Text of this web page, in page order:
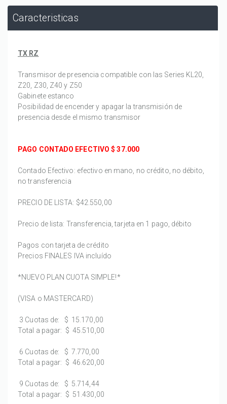
Caracteristicas
TX RZ
Transmisor de presencia compatible con las Series KL20,
Z20, Z30, Z40 y Z50
Gabinete estanco
Posibilidad de encender y apagar la transmisión de
presencia desde el mismo transmisor
PAGO CONTADO EFECTIVO $ 37.000
Contado Efectivo: efectivo en mano, no crédito, no débito,
no transferencia
PRECIO DE LISTA: $42.550,00
Precio de lista: Transferencia, tarjeta en 1 pago, débito
Pagos con tarjeta de crédito
Precios FINALES IVA incluído
*NUEVO PLAN CUOTA SIMPLE!*
(VISA o MASTERCARD)
3 Cuotas de:
$ 15.170,00
Total a pagar: $ 45.510,00
6 Cuotas de:
$ 7.770,00
Total a pagar: $ 46.620,00
9 Cuotas de:
$ 5.714,44
Total a pagar: $ 51.430,00